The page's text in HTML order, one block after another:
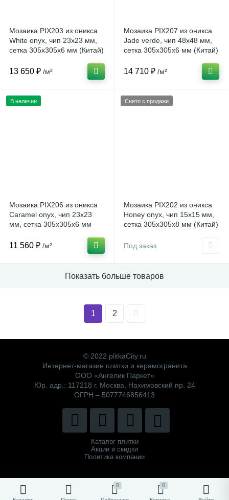
0 0
Мозаика PIX203 из оникса
White onyx, чип 23x23 мм,
сетка 305х305x6 мм (Китай)
13 650 ₽ /м²
Мозаика PIX207 из оникса
Jade verde, чип 48x48 мм,
сетка 305х305x6 мм (Китай)
14 710 ₽ /м²
В наличии
Мозаика PIX206 из оникса
Caramel onyx, чип 23x23
мм, сетка 305х305x6 мм
11 560 ₽ /м²
Снято с продажи
Мозаика PIX202 из оникса
Honey onyx, чип 15x15 мм,
сетка 305х305x8 мм (Китай)
Под заказ
Показать больше товаров
1 2
© 2022 plitkaCity.ru
Интернет-магазин плитки и керамогранита
ООО «Ангелик Паркет»
Юр. адр.: 117218 г. Москва, Нахимовский пр. 24
ОГРН – 5077746856413
Каталог плитки
Акции и скидки
Политика компании